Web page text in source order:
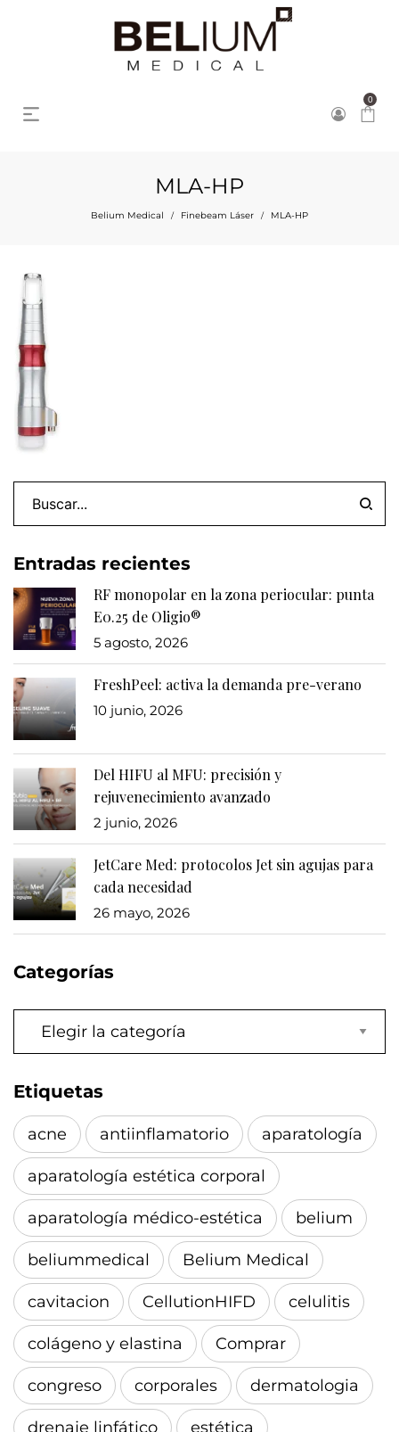
0
MLA-HP
Belium Medical / Finebeam Láser / MLA-HP
Entradas recientes
RF monopolar en la zona periocular: punta
E0.25 de Oligio®
5 agosto, 2026
FreshPeel: activa la demanda pre-verano
10 junio, 2026
Del HIFU al MFU: precisión y
rejuvenecimiento avanzado
2 junio, 2026
JetCare Med: protocolos Jet sin agujas para
cada necesidad
26 mayo, 2026
Categorías
Categorías
Etiquetas
acne antiinflamatorio aparatología
aparatología estética corporal
aparatología médico-estética belium
beliummedical Belium Medical
cavitacion CellutionHIFD celulitis
colágeno y elastina Comprar
congreso corporales dermatologia
drenaje linfático estética